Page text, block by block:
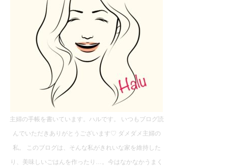
主婦の手帳を書いています。ハルです。 いつもブログ読
んでいただきありがとうございます♡ ダメダメ主婦の
私。 このブログは、そんな私がきれいな家を維持した
り、美味しいごはんを作ったり…。今はなかなかうまく